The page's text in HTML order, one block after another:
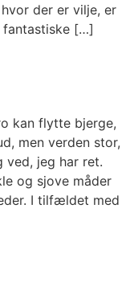
der er vilje, er
fantastiske […]
kan flytte bjerge,
men verden stor,
ved, jeg har ret.
og sjove måder
I tilfældet med